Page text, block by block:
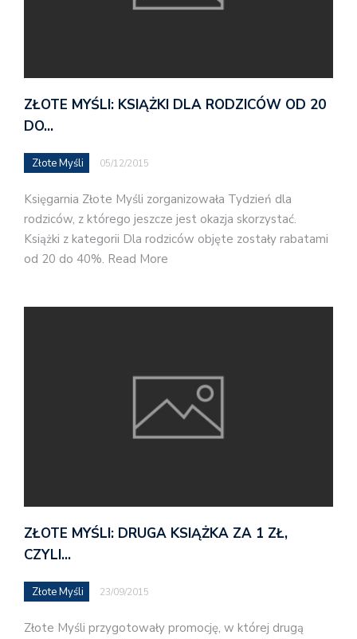
ZŁOTE MYŚLI: KSIĄŻKI DLA RODZICÓW OD 20
DO…
Złote Myśli 05/12/2015
Księgarnia Złote Myśli zorganizowała Tydzień dla
rodziców, z którego jeszcze jest okazja skorzystać.
Książki z kategorii Dla rodziców objęte zostały rabatami
od 20 do 40%. Read More
ZŁOTE MYŚLI: DRUGA KSIĄŻKA ZA 1 ZŁ,
CZYLI…
Złote Myśli 23/09/2015
Złote Myśli przygotowały promocję, w której drugą